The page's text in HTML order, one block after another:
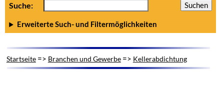
Suche:
Erweiterte Such- und Filtermöglichkeiten
Startseite=> Branchen und Gewerbe=> Kellerabdichtung